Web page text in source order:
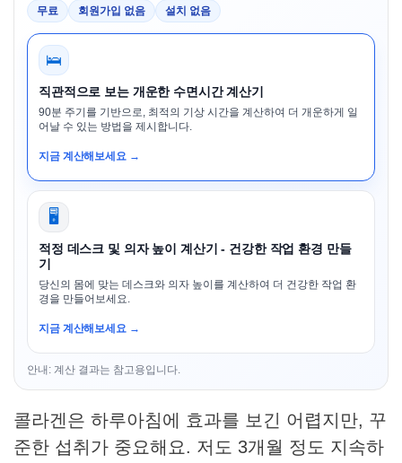
무료 회원가입 없음 설치 없음
🛌
직관적으로 보는 개운한 수면시간 계산기
90분 주기를 기반으로, 최적의 기상 시간을 계산하여 더 개운하게 일
어날 수 있는 방법을 제시합니다.
지금 계산해보세요 →
🖥️
적정 데스크 및 의자 높이 계산기 - 건강한 작업 환경 만들
기
당신의 몸에 맞는 데스크와 의자 높이를 계산하여 더 건강한 작업 환
경을 만들어보세요.
지금 계산해보세요 →
안내: 계산 결과는 참고용입니다.
콜라겐은 하루아침에 효과를 보긴 어렵지만, 꾸
준한 섭취가 중요해요. 저도 3개월 정도 지속하